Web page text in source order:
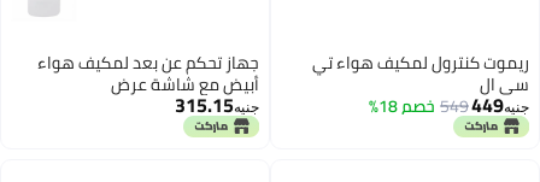
بعد لمكيف هواء
عرض